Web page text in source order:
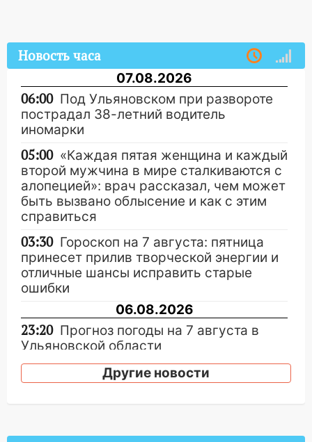
Новость часа
07.08.2026
06:00 Под Ульяновском при развороте
пострадал 38-летний водитель
иномарки
05:00 «Каждая пятая женщина и каждый
второй мужчина в мире сталкиваются с
алопецией»: врач рассказал, чем может
быть вызвано облысение и как с этим
справиться
03:30 Гороскоп на 7 августа: пятница
принесет прилив творческой энергии и
отличные шансы исправить старые
ошибки
06.08.2026
23:20 Прогноз погоды на 7 августа в
Ульяновской области
20:04
Ульяновцев приглашают на забег,
посвящённый Дню воздушного флота
Другие новости